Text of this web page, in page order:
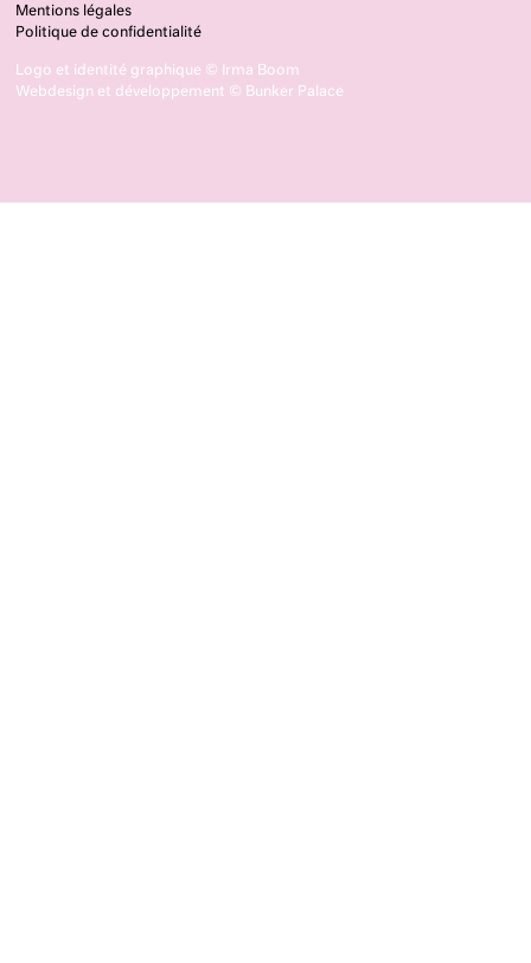
Mentions légales
Politique de confidentialité
Logo et identité graphique ©
Irma Boom
Webdesign et développement © Bunker Palace